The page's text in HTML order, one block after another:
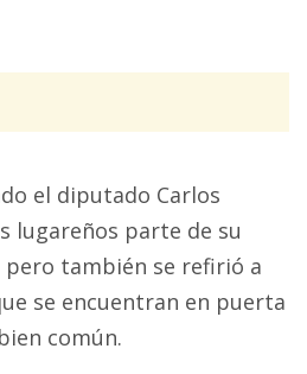
el diputado Carlos
lugareños parte de su
también se refirió a
se encuentran en puerta
común.